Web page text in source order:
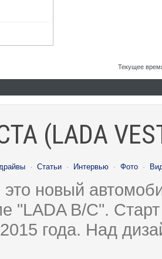
Текущее
(LADA
· Статьи · Интервью · Фото ·
это новый
"LADA B/C".
года. Над